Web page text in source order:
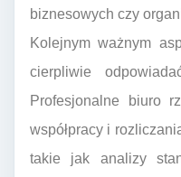
biznesowych czy
Kolejnym ważnym
cierpliwie
Profesjonalne biuro
współpracy i
takie jak analizy